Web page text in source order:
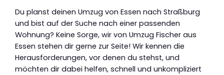
Du planst deinen Umzug von Essen nach Straßburg
und bist auf der Suche nach einer passenden
Wohnung? Keine Sorge, wir von Umzug Fischer aus
Essen stehen dir gerne zur Seite! Wir kennen die
Herausforderungen, vor denen du stehst, und
möchten dir dabei helfen, schnell und unkompliziert